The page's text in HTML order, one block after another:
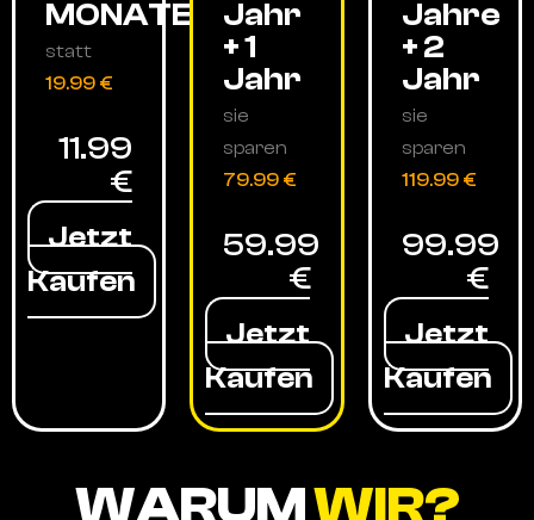
MONATE
statt
19.99 €
11.99
€
Jetzt
Kaufen
Jahr
+ 1
Jahr
sie
sparen
79.99 €
59.99
€
Jetzt
Kaufen
Jahre
+ 2
Jahr
sie
sparen
119.99 €
99.99
€
Jetzt
Kaufen
WARUMWIR?